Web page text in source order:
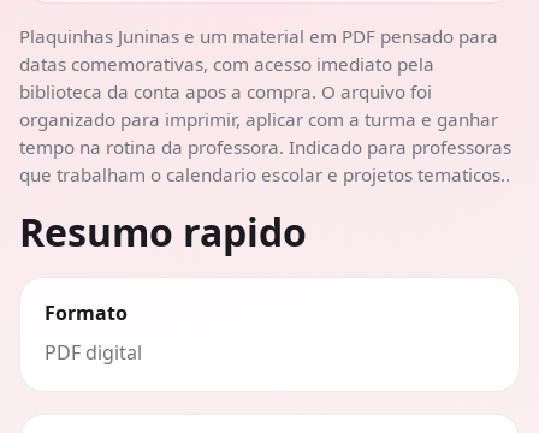
Plaquinhas Juninas e um material em PDF pensado para
datas comemorativas, com acesso imediato pela
biblioteca da conta apos a compra. O arquivo foi
organizado para imprimir, aplicar com a turma e ganhar
tempo na rotina da professora. Indicado para professoras
que trabalham o calendario escolar e projetos tematicos..
Resumo rapido
Formato
PDF digital